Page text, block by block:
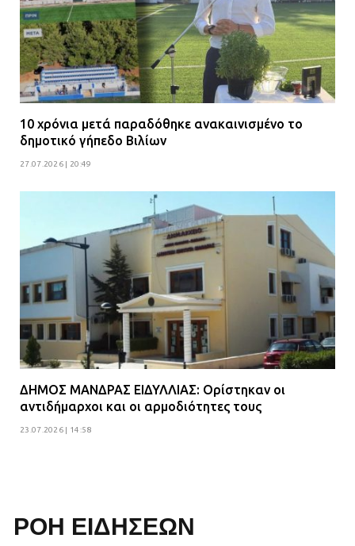
10 χρόνια μετά παραδόθηκε ανακαινισμένο το
δημοτικό γήπεδο Βιλίων
27.07.2026 | 20:49
ΔΗΜΟΣ ΜΑΝΔΡΑΣ ΕΙΔΥΛΛΙΑΣ: Ορίστηκαν οι
αντιδήμαρχοι και οι αρμοδιότητες τους
23.07.2026 | 14:58
ΡΟΗ ΕΙΔΗΣΕΩΝ